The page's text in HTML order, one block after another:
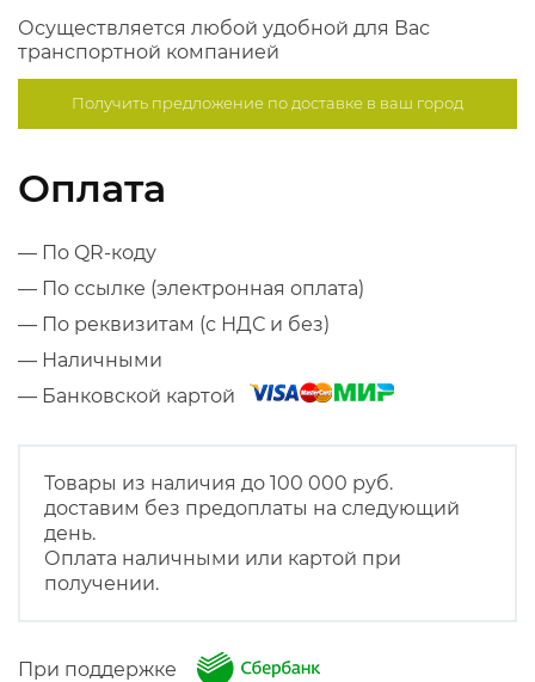
Осуществляется любой удобной для Вас
транспортной компанией
Получить предложение подоставке в ваш город
Оплата
— По QR-коду
— По ссылке (электронная оплата)
— По реквизитам (с НДС и без)
— Наличными
— Банковской картой
Товары из наличия до 100 000 руб.
доставим без предоплаты на следующий
день.
Оплата наличными или картой при
получении.
При поддержке